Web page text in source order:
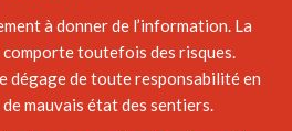
à donner de l’information. La
toutefois des risques.
dégage de toute responsabilité en
de mauvais état des sentiers.